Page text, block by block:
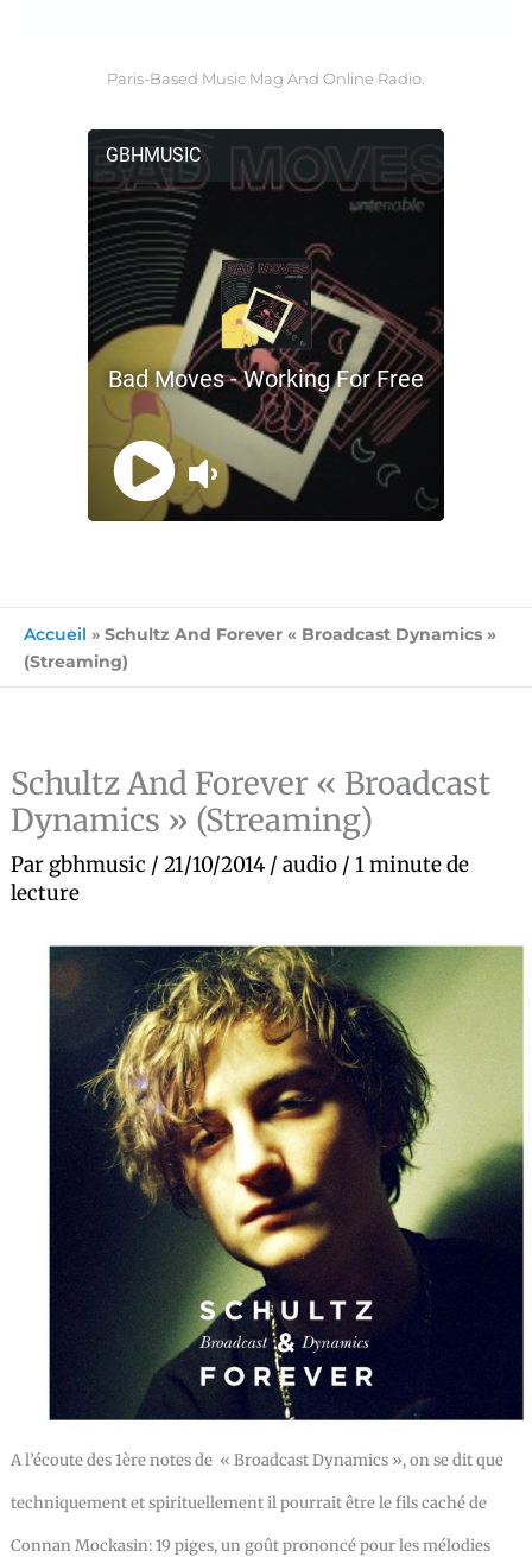
Paris-Based Music Mag And Online Radio.
Accueil » Schultz And Forever « Broadcast Dynamics »
(Streaming)
Schultz And Forever « Broadcast
Dynamics » (Streaming)
Par gbhmusic /21/10/2014/audio /1 minute de
lecture
A l’écoute des 1ère notes de « Broadcast Dynamics », on se dit que
techniquement et spirituellement il pourrait être le fils caché de
Connan Mockasin: 19 piges, un goût prononcé pour les mélodies